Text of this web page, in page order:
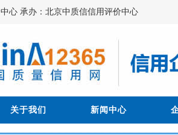
心 承办：北京中质信信用评价中心
关于我们 新闻中心